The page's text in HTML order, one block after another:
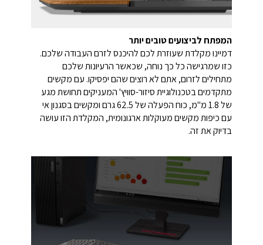
המפתח לביצועים טובים יותר
דמיינו מקלדת שעוזרת לכם להיכנס לזרם העבודה שלכם.
כזו שמרגישה כל כך נוחה, שכאשר הרעיונות שלכם
מתחילים לזרום, אתם לא רוצים שהם יפסיקו. עם מקשים
מתקדמים בטכנולוגיית סיזור-סוויץ' המעניקים תחושת מגע
של 1.8 מ"מ, כוח הפעלה של 62.5 גרם ומקשים בסגנון אי
עם כיפות מקשים מעוקלות ארגונומית, המקלדת הזו עושה
בדיוק את זה.